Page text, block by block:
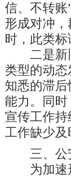
信、不转
形成对冲
时，此类
二是新旧
类型的动
知悉的滞
能力。同
宣传工作
工作缺少及
三、公安
为加速形